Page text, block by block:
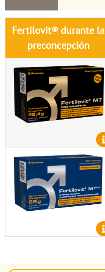
Fertilovit® durante la
preconcepción